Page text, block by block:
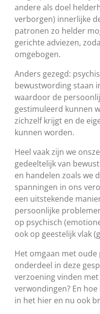
andere als doel
verborgen) innerlijke
patronen zo helder
gerichte adviezen,
omgebogen.
Anders gezegd:
bewustwording staan
waardoor de
gestimuleerd kunnen
zichzelf krijgt en de
kunnen worden.
Heel vaak zijn we
gedeeltelijk van
en handelen zoals we
spanningen in ons
een uitstekende
persoonlijke
op psychisch
ook op geestelijk vlak
Het omgaan met oude
onderdeel in deze
verzoening vinden
verwondingen? En
in het hier en nu ook